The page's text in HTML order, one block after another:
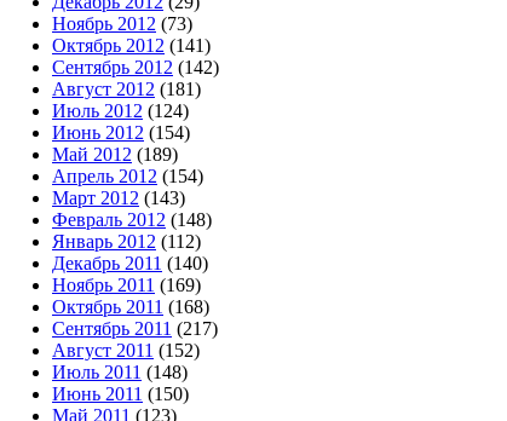
Ноябрь 2012 (73)
Октябрь 2012 (141)
Сентябрь 2012 (142)
Август 2012 (181)
Июль 2012 (124)
Июнь 2012 (154)
Май 2012 (189)
Апрель 2012 (154)
Март 2012 (143)
Февраль 2012 (148)
Январь 2012 (112)
Декабрь 2011 (140)
Ноябрь 2011 (169)
Октябрь 2011 (168)
Сентябрь 2011 (217)
Август 2011 (152)
Июль 2011 (148)
Июнь 2011 (150)
Май 2011 (123)